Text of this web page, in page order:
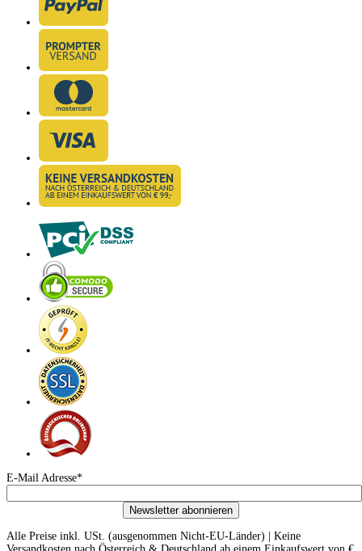
E-Mail Adresse*
Newsletter abonnieren
Alle Preise inkl. USt. (ausgenommen Nicht-EU-Länder) | Keine